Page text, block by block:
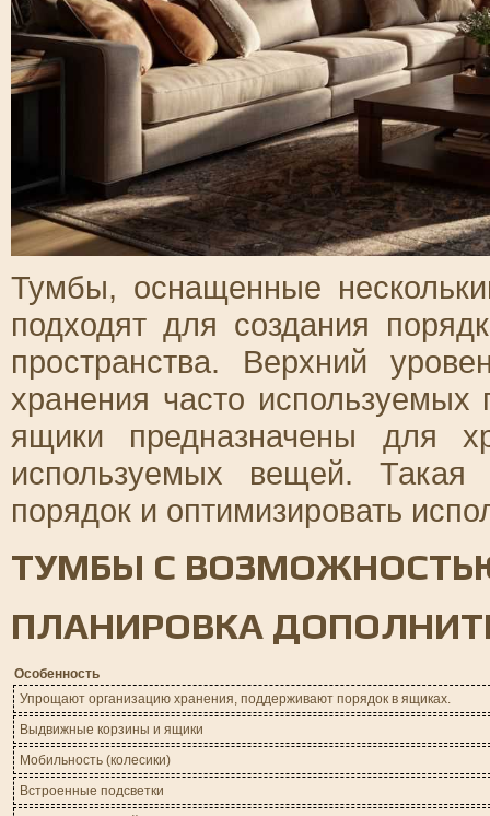
Тумбы, оснащенные
подходят для создания
пространства. Верхний
хранения часто
ящики предназначены для
используемых вещей. Такая
порядок и оптимизировать
ТУМБЫ С
ПЛАНИРОВКА
Особенность
Упрощают организацию хранения, поддерживают порядок в ящиках.
Выдвижные корзины и ящики
Мобильность (колесики)
Встроенные подсветки